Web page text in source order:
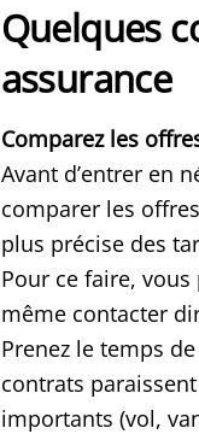
Quelques
assurance
Comparez les
Avant d’entrer en
comparer les
plus précise des
Pour ce faire,
même contacter
Prenez le temps
contrats
importants (vol,